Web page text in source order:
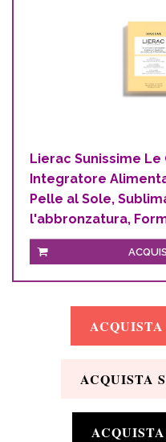
Lierac Sunissime
Integratore
Pelle al Sole,
l'abbronzatura,
ACQUISTA